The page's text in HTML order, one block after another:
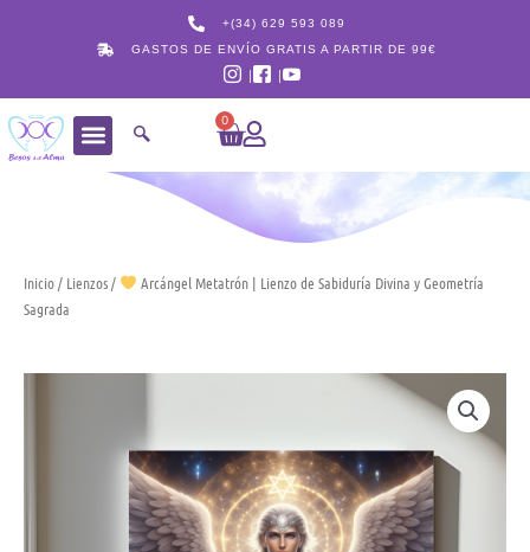
+(34) 629 593 089
GASTOS DE ENVÍO GRATIS A PARTIR DE 99€
0
Carrito
Inicio/ Lienzos/
Arcángel Metatrón | Lienzo de Sabiduría Divina y Geometría
Sagrada